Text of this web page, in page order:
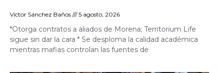
Víctor Sánchez Baños 5 agosto, 2026
*Otorga contratos a aliados de Morena; Territorium Life
sigue sin dar la cara * Se desploma la calidad académica
mientras mafias controlan las fuentes de